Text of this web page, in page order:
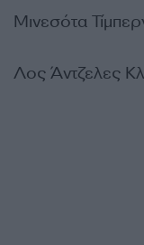
Μινεσότα
Λος Άντζελες